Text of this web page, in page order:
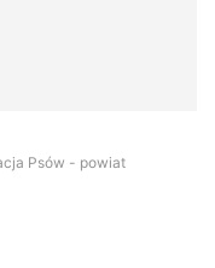
Psów - powiat